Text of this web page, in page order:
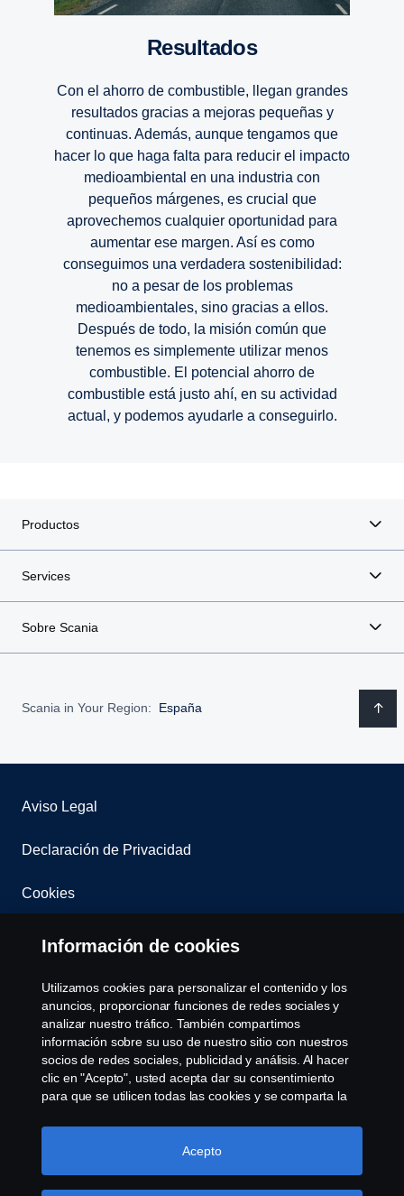
Resul­tados
Con el ahorro de combustible, llegan grandes
resultados gracias a mejoras pequeñas y
continuas. Además, aunque tengamos que
hacer lo que haga falta para reducir el impacto
medioambiental en una industria con
pequeños márgenes, es crucial que
aprovechemos cualquier oportunidad para
aumentar ese margen. Así es como
conseguimos una verdadera sostenibilidad:
no a pesar de los problemas
medioambientales, sino gracias a ellos.
Después de todo, la misión común que
tenemos es simplemente utilizar menos
combustible. El potencial ahorro de
combustible está justo ahí, en su actividad
actual, y podemos ayudarle a conseguirlo.
Economía de combustible
Tiempo de actividad
Combustibles alternativos
Combustibles renovables
Electrificación
Conectividad
Seguridad vial
Sistemas de seguridad para el futuro
Productos
Services
Sobre Scania
Scania in Your Region: España
Aviso Legal
Declaración de Privacidad
Cookies
Contacta con nosotros
Whistleblowing
Governance, Risk & Compliance
Configuración de cookies
Información de cookies
Utilizamos cookies para personalizar el contenido y los
anuncios, proporcionar funciones de redes sociales y
analizar nuestro tráfico. También compartimos
información sobre su uso de nuestro sitio con nuestros
socios de redes sociales, publicidad y análisis. Al hacer
clic en "Acepto", usted acepta dar su consentimiento
para que se utilicen todas las cookies y se comparta la
haciendo clic en "Configuración de cookies" y
seleccionando las categorías que desea aceptar. Para
Acepto